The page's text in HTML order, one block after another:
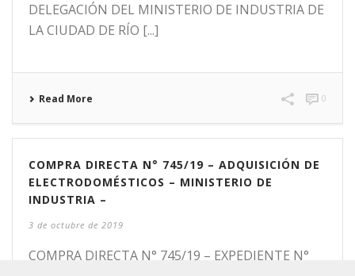
DELEGACIÓN DEL MINISTERIO DE INDUSTRIA DE
LA CIUDAD DE RÍO [...]
Read More 0
COMPRA DIRECTA N° 745/19 – ADQUISICIÓN DE
ELECTRODOMÉSTICOS – MINISTERIO DE
INDUSTRIA –
3 de octubre de 2019
COMPRA DIRECTA N° 745/19 – EXPEDIENTE N°